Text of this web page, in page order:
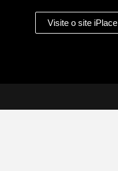
Visite o site iPlace